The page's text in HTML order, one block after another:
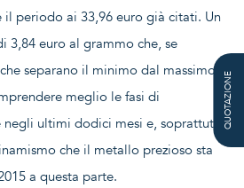
periodo ai 33,96 euro già citati. Un
3,84 euro al grammo che, se
separano il minimo dal massimo di
meglio le fasi di
negli ultimi dodici mesi e, soprattutto,
che il metallo prezioso sta
a questa parte.
QUOTAZIONE